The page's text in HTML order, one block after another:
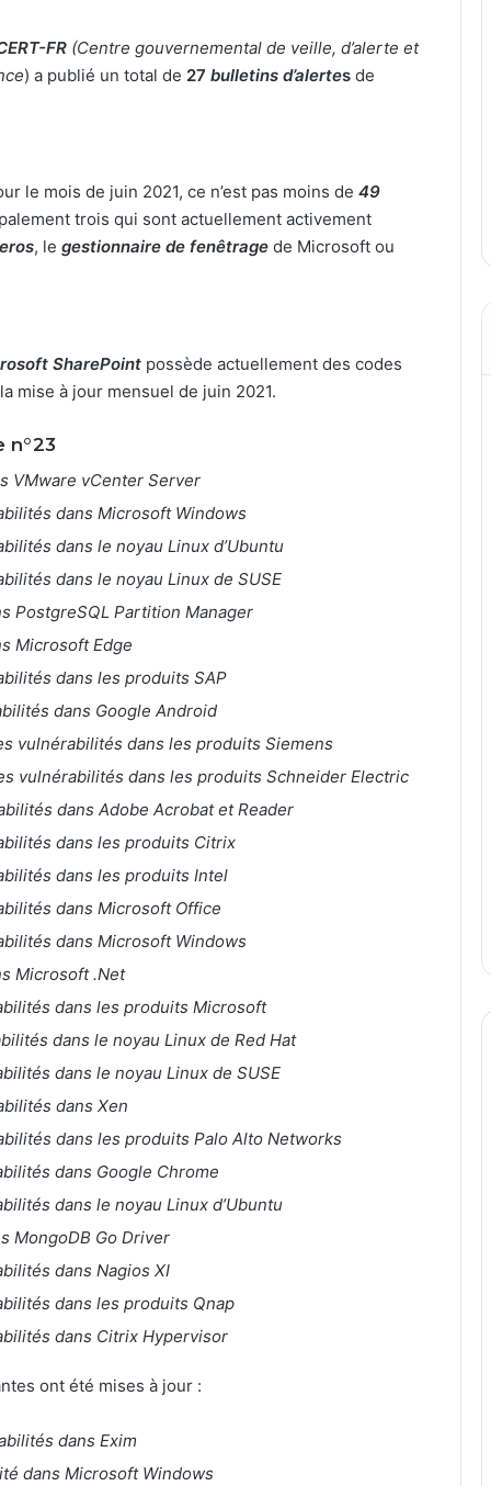
FR (Centre gouvernemental de veille, d’alerte et
) a publié un total de 27 bulletins d’alertes de
le mois de juin 2021, ce n’est pas moins de 49
trois qui sont actuellement activement
, le gestionnaire de fenêtrage de Microsoft ou
SharePoint possède actuellement des codes
mise à jour mensuel de juin 2021.
n°23
VMware vCenter Server
dans Microsoft Windows
dans le noyau Linux d’Ubuntu
dans le noyau Linux de SUSE
PostgreSQL Partition Manager
Microsoft Edge
dans les produits SAP
dans Google Android
vulnérabilités dans les produits Siemens
vulnérabilités dans les produits Schneider Electric
dans Adobe Acrobat et Reader
dans les produits Citrix
dans les produits Intel
dans Microsoft Office
dans Microsoft Windows
Microsoft .Net
dans les produits Microsoft
dans le noyau Linux de Red Hat
dans le noyau Linux de SUSE
dans Xen
dans les produits Palo Alto Networks
dans Google Chrome
dans le noyau Linux d’Ubuntu
MongoDB Go Driver
dans Nagios XI
dans les produits Qnap
dans Citrix Hypervisor
ont été mises à jour :
dans Exim
dans Microsoft Windows